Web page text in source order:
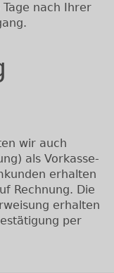
nach Ihrer
wir auch
als Vorkasse-
erhalten
Rechnung. Die
erhalten
per